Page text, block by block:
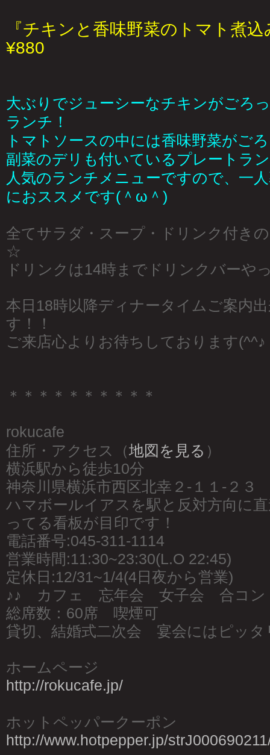
『チキンと香味野菜のトマト煮
¥880
大ぶりでジューシーなチキンがごろ
ランチ！
トマトソースの中には香味野菜がご
副菜のデリも付いているプレートラ
人気のランチメニューですので、一
におススメです(＾ω＾)
全てサラダ・スープ・ドリンク付き
☆
ドリンクは14時までドリンクバーや
本日18時以降ディナータイムご案内
す！！
ご来店心よりお待ちしております(^^♪
＊＊＊＊＊＊＊＊＊＊
rokucafe
住所・アクセス（地図を見る ）
横浜駅から徒歩10分
神奈川県横浜市西区北幸２-１１-２３
ハマボールイアスを駅と反対方向に
ってる看板が目印です！
電話番号:045-311-1114
営業時間:11:30~23:30(L.O 22:45)
定休日:12/31~1/4(4日夜から営業)
♪♪ カフェ 忘年会 女子会 合コ
総席数：60席 喫煙可
貸切、結婚式二次会 宴会にはピッタ
ホームページ
http://rokucafe.jp/
ホットペッパークーポン
http://www.hotpepper.jp/